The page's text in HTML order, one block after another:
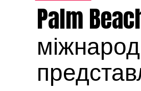
Palm